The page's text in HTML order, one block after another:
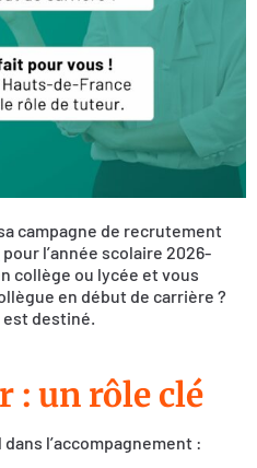
campagne de recrutement
pour l’année scolaire 2026-
collège ou lycée et vous
en début de carrière ?
est destiné.
: un rôle clé
l’accompagnement :